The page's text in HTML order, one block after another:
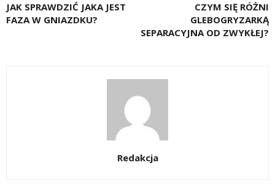
JAK SPRAWDZIĆ JAKA JEST
FAZA W GNIAZDKU?
CZYM SIĘ RÓŻNI
GLEBOGRYZARKĄ
SEPARACYJNA OD ZWYKŁEJ?
Redakcja